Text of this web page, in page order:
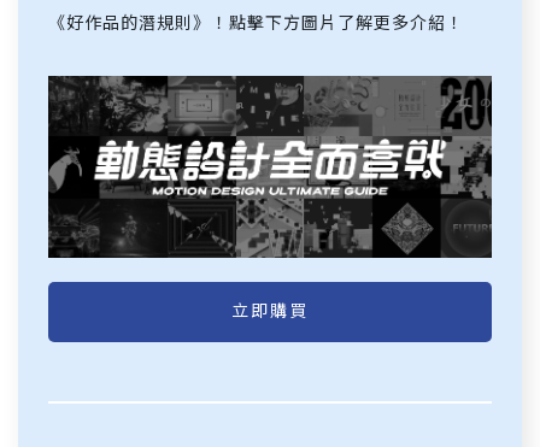
《好作品的潛規則》！點擊下方圖片了解更多介紹！
立即購買